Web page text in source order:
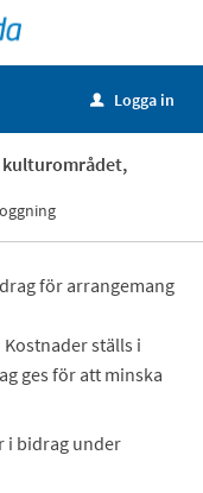
u Logga in
kulturområdet,
för arrangemang
ställs i
ges för att minska
i bidrag under